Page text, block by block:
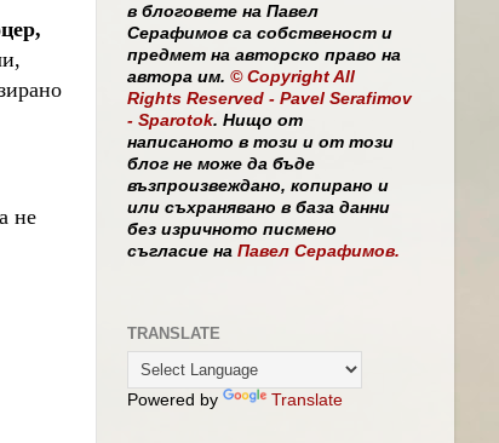
не
в блоговете на Павел
Серафимов са собственост и
предмет на авторско право на
автора им. © Copyright All
Rights Reserved - Pavel Serafimov
- Sparotok. Нищо от
написаното в този и от този
блог не може да бъде
възпроизвеждано, копирано и
или съхранявано в база данни
без изричното писмено
съгласие на Павел Серафимов.
TRANSLATE
Powered by Translate